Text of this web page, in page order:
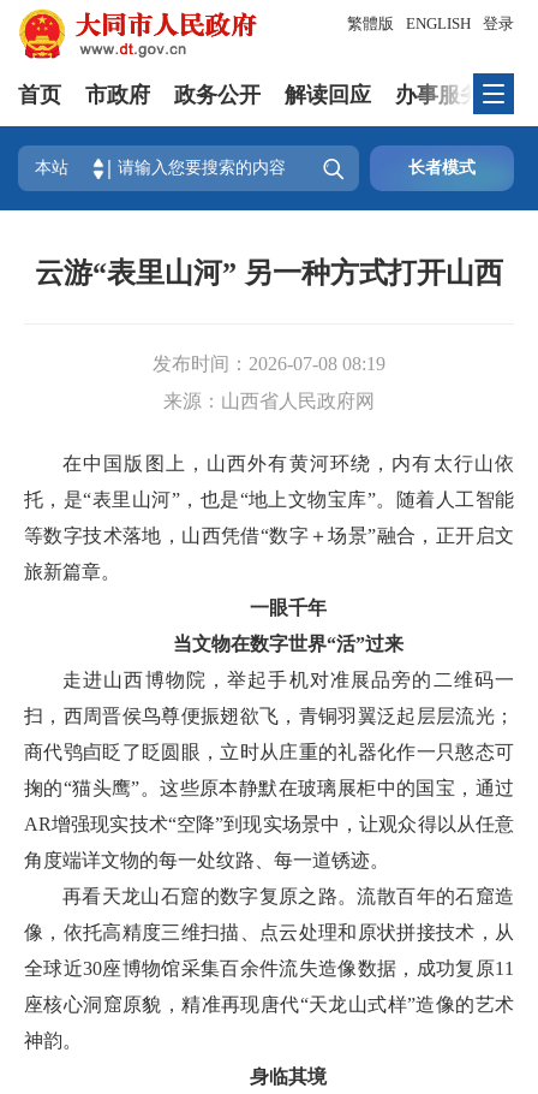
登录
繁體版 ENGLISH
首页 市政府 政务公开 解读回应 办事服务
本站  长者模式
云游“表里山河” 另一种方式打开山西
发布时间： 2026-07-08 08:19
来源： 山西省人民政府网
在中国版图上，山西外有黄河环绕，内有太行山依
托，是“表里山河”，也是“地上文物宝库”。随着人工智能
等数字技术落地，山西凭借“数字＋场景”融合，正开启文
旅新篇章。
一眼千年
当文物在数字世界“活”过来
走进山西博物院，举起手机对准展品旁的二维码一
扫，西周晋侯鸟尊便振翅欲飞，青铜羽翼泛起层层流光；
商代鸮卣眨了眨圆眼，立时从庄重的礼器化作一只憨态可
掬的“猫头鹰”。这些原本静默在玻璃展柜中的国宝，通过
AR增强现实技术“空降”到现实场景中，让观众得以从任意
角度端详文物的每一处纹路、每一道锈迹。
再看天龙山石窟的数字复原之路。流散百年的石窟造
像，依托高精度三维扫描、点云处理和原状拼接技术，从
全球近30座博物馆采集百余件流失造像数据，成功复原11
座核心洞窟原貌，精准再现唐代“天龙山式样”造像的艺术
神韵。
身临其境